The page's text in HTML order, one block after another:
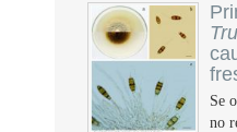
Se
no